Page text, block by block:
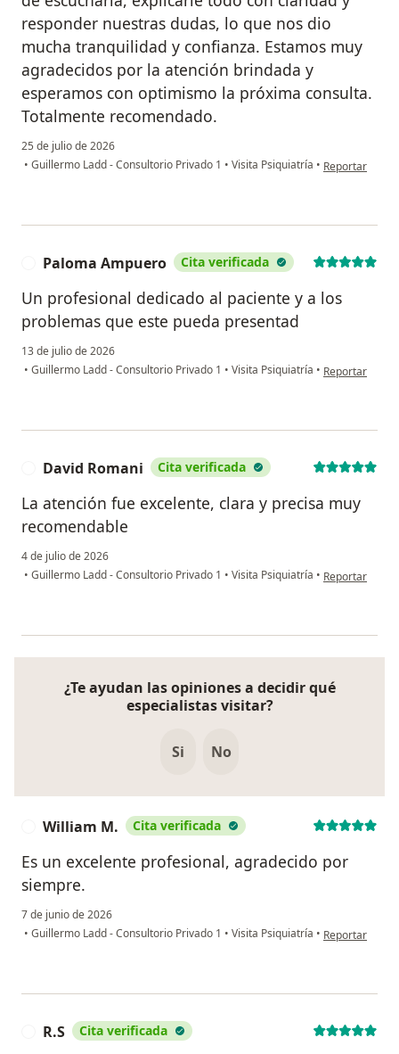
responder nuestras dudas, lo que nos dio
mucha tranquilidad y confianza. Estamos muy
agradecidos por la atención brindada y
esperamos con optimismo la próxima consulta.
Totalmente recomendado.
25 de julio de 2026
• Guillermo Ladd - Consultorio Privado 1 • Visita Psiquiatría • en opinión del
Reportar
Paloma Ampuero Cita verificada
Un profesional dedicado al paciente y a los
problemas que este pueda presentad
13 de julio de 2026
• Guillermo Ladd - Consultorio Privado 1 • Visita Psiquiatría • en opinión del
Reportar
David Romani Cita verificada
La atención fue excelente, clara y precisa muy
recomendable
4 de julio de 2026
• Guillermo Ladd - Consultorio Privado 1 • Visita Psiquiatría • en opinión del
Reportar
¿Te ayudan las opiniones a decidir qué
especialistas visitar?
Si No
William M. Cita verificada
Es un excelente profesional, agradecido por
siempre.
7 de junio de 2026
• Guillermo Ladd - Consultorio Privado 1 • Visita Psiquiatría • en opinión del
Reportar
R.S Cita verificada